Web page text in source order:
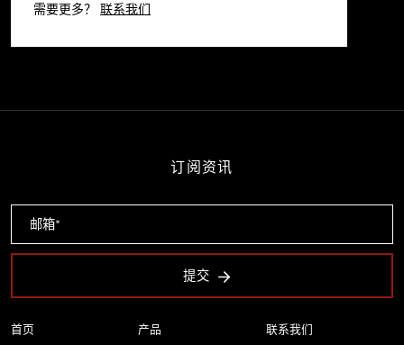
需要更多？ 联系我们
首页
产品
联系我们
订阅资讯
提交